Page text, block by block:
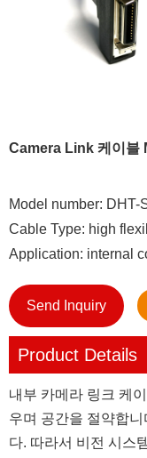
Camera Link 케이블
Model number: DHT-
Cable Type: high
Application: internal
Send Inquiry
Product Details
내부 카메라 링크 케
우며 공간을 절약합
다. 따라서 비전 시스